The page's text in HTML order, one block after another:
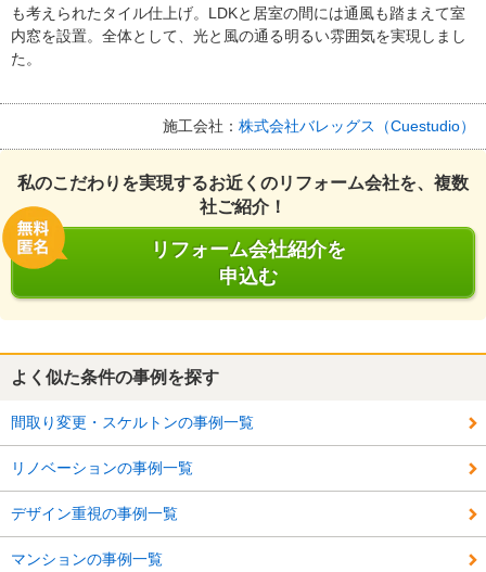
も考えられたタイル仕上げ。LDKと居室の間には通風も踏まえて室
内窓を設置。全体として、光と風の通る明るい雰囲気を実現しまし
た。
施工会社： 株式会社バレッグス（Cuestudio）
私のこだわりを実現するお近くのリフォーム会社を、複数
社ご紹介！
リフォーム会社紹介を
申込む
よく似た条件の事例を探す
間取り変更・スケルトンの事例一覧
リノベーションの事例一覧
デザイン重視の事例一覧
マンションの事例一覧